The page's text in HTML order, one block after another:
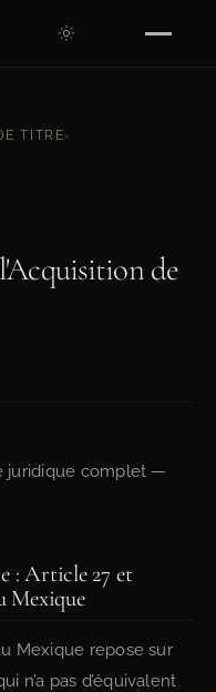
TITRE›
de
juridique complet —
: Article 27 et
Mexique
Mexique repose sur
n’a pas d’équivalent